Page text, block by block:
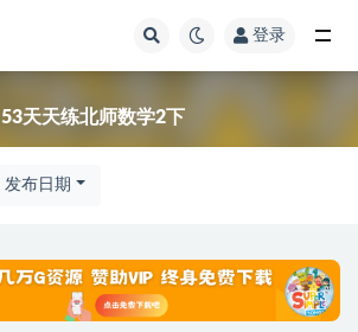
登录
53天天练北师数学2下
发布日期